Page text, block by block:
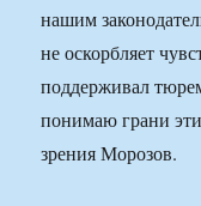
нашим
не оскорбляет
поддерживал
понимаю грани
зрения Морозов.